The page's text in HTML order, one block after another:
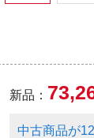
新品：
中古商品が